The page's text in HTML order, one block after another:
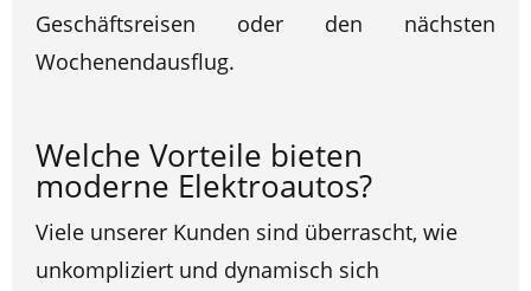
Geschäftsreisen oder den nächsten
Wochenendausflug.
Welche Vorteile bieten
moderne Elektroautos?
Viele unserer Kunden sind überrascht, wie
unkompliziert und dynamisch sich